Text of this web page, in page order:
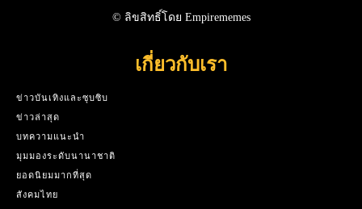
© ลิขสิทธิ์โดย Empirememes
เกี่ยวกับเรา
ข่าวบันเทิงและซุบซิบ
ข่าวล่าสุด
บทความแนะนำ
มุมมองระดับนานาชาติ
ยอดนิยมมากที่สุด
สังคมไทย